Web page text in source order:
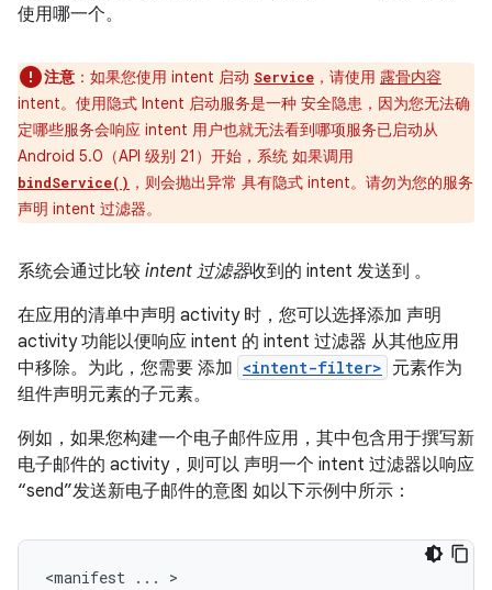
使用哪一个。
注意 ：如果您使用 intent 启动 Service ，请使用 露骨内容
intent。使用隐式 Intent 启动服务是一种 安全隐患，因为您无法确
定哪些服务会响应 intent 用户也就无法看到哪项服务已启动从
Android 5.0（API 级别 21）开始，系统 如果调用
bindService() ，则会抛出异常 具有隐式 intent。请勿为您的服务
声明 intent 过滤器。
系统会通过比较 intent 过滤器收到的 intent 发送到 。
在应用的清单中声明 activity 时，您可以选择添加 声明
activity 功能以便响应 intent 的 intent 过滤器 从其他应用
中移除。为此，您需要 添加 <intent-filter> 元素作为
组件声明元素的子元素。
例如，如果您构建一个电子邮件应用，其中包含用于撰写新
电子邮件的 activity，则可以 声明一个 intent 过滤器以响应
“send”发送新电子邮件的意图 如以下示例中所示：
<manifest ...